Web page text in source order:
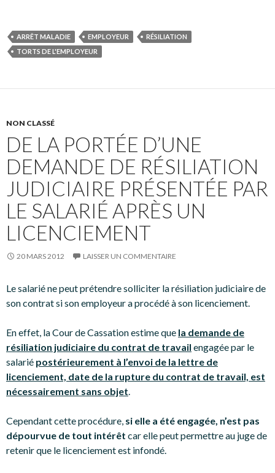
ARRÊT MALADIE EMPLOYEUR
RÉSILIATION
TORTS DE L'EMPLOYEUR
NON CLASSÉ
DE LA PORTÉE D’UNE
DEMANDE DE RÉSILIATION
JUDICIAIRE PRÉSENTÉE PAR
LE SALARIÉ APRÈS UN
LICENCIEMENT
20 MARS 2012 LAISSER UN COMMENTAIRE
Le salarié ne peut prétendre solliciter la résiliation judiciaire de
son contrat si son employeur a procédé à son licenciement.
En effet, la Cour de Cassation estime que la demande de
résiliation judiciaire du contrat de travail engagée par le
salarié postérieurement à l’envoi de la lettre de
licenciement, date de la rupture du contrat de travail, est
nécessairement sans objet.
Cependant cette procédure, si elle a été engagée, n’est pas
dépourvue de tout intérêt car elle peut permettre au juge de
retenir que le licenciement est infondé.